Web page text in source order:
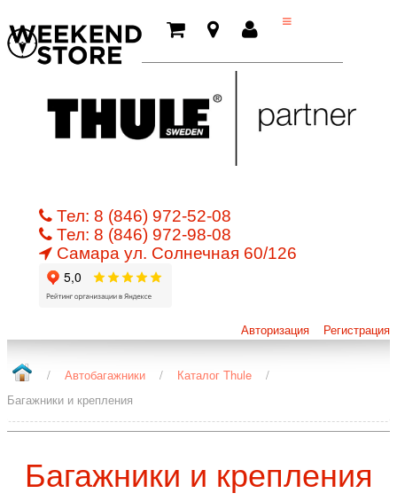
Тел: 8 (846) 972-52-08
Тел: 8 (846) 972-98-08
Самара ул. Cолнечная 60/126
Авторизация Регистрация
/ Автобагажники / Каталог Thule
/
Багажники и крепления
Багажники и крепления